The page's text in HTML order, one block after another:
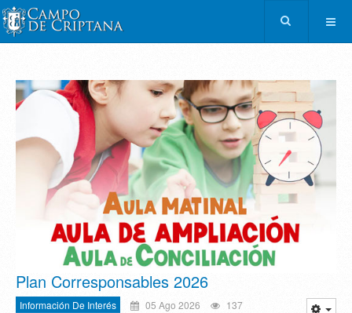
Plan Corresponsables 2026
Información De Interés 05 Ago 2026 137